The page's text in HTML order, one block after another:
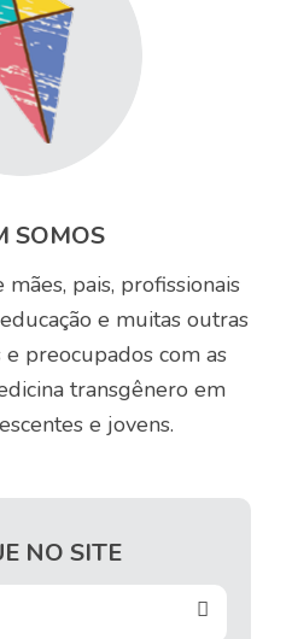
SOMOS
pais, profissionais
e muitas outras
preocupados com as
transgênero em
e jovens.
NO SITE